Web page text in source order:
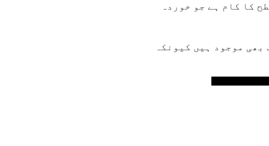
کا کام ہے جو خوردہ
بھی موجود ہیں کیونکہ